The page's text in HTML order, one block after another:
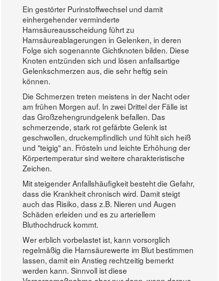
Ein gestörter Purinstoffwechsel und damit
einhergehender verminderte
Harnsäureausscheidung führt zu
Harnsäureablagerungen in Gelenken, in deren
Folge sich sogenannte Gichtknoten bilden. Diese
Knoten entzünden sich und lösen anfallsartige
Gelenkschmerzen aus, die sehr heftig sein
können.
Die Schmerzen treten meistens in der Nacht oder
am frühen Morgen auf. In zwei Drittel der Fälle ist
das Großzehengrundgelenk befallen. Das
schmerzende, stark rot gefärbte Gelenk ist
geschwollen, druckempfindlich und fühlt sich heiß
und "teigig" an. Frösteln und leichte Erhöhung der
Körpertemperatur sind weitere charakteristische
Zeichen.
Mit steigender Anfallshäufigkeit besteht die Gefahr,
dass die Krankheit chronisch wird. Damit steigt
auch das Risiko, dass z.B. Nieren und Augen
Schäden erleiden und es zu arteriellem
Bluthochdruck kommt.
Wer erblich vorbelastet ist, kann vorsorglich
regelmäßig die Harnsäurewerte im Blut bestimmen
lassen, damit ein Anstieg rechtzeitig bemerkt
werden kann. Sinnvoll ist diese